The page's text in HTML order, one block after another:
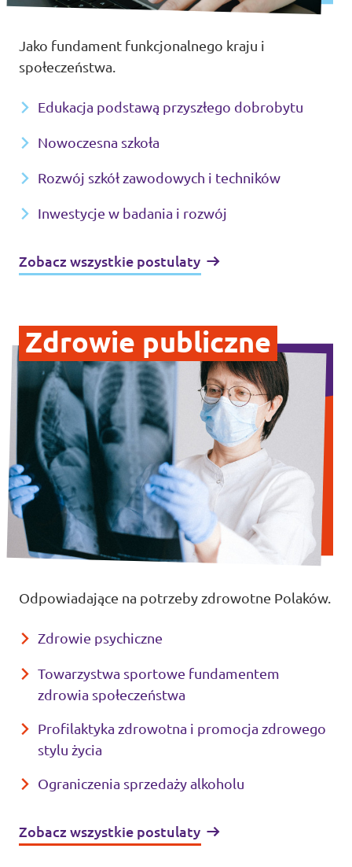
Jako fundament funkcjonalnego kraju i
społeczeństwa.
Edukacja podstawą przyszłego dobrobytu
Nowoczesna szkoła
Rozwój szkół zawodowych i techników
Inwestycje w badania i rozwój
Zobacz wszystkie postulaty
Zdrowie publiczne
Odpowiadające na potrzeby zdrowotne Polaków.
Zdrowie psychiczne
Towarzystwa sportowe fundamentem
zdrowia społeczeństwa
Profilaktyka zdrowotna i promocja zdrowego
stylu życia
Ograniczenia sprzedaży alkoholu
Zobacz wszystkie postulaty